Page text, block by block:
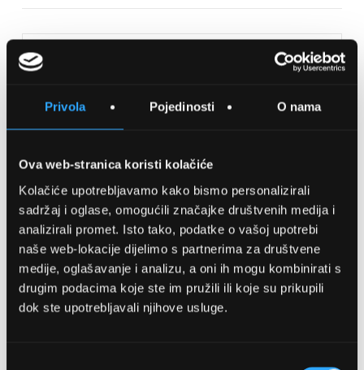
Privola Pojedinosti O nama
Ova web-stranica koristi kolačiće
Kolačiće upotrebljavamo kako bismo personalizirali
sadržaj i oglase, omogućili značajke društvenih medija i
analizirali promet. Isto tako, podatke o vašoj upotrebi
naše web-lokacije dijelimo s partnerima za društvene
medije, oglašavanje i analizu, a oni ih mogu kombinirati s
drugim podacima koje ste im pružili ili koje su prikupili
dok ste upotrebljavali njihove usluge.
SPREMITE NA LISTU ŽELJA
Detalji
OPTIKA NJEGO, POSLOVNICA 1